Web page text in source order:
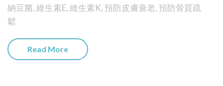
納豆菌,維生素E,維生素K,預防皮膚衰老,預防骨質疏
鬆
Read More